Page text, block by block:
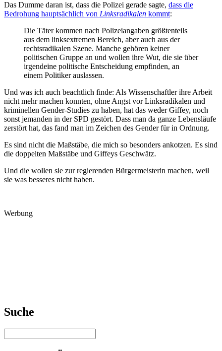
Das Dumme daran ist, dass die Polizei gerade sagte, dass die
Bedrohung hauptsächlich von Linksradikalen kommt:
Die Täter kommen nach Polizeiangaben größtenteils
aus dem linksextremen Bereich, aber auch aus der
rechtsradikalen Szene. Manche gehören keiner
politischen Gruppe an und wollen ihre Wut, die sie über
irgendeine politische Entscheidung empfinden, an
einem Politiker auslassen.
Und was ich auch beachtlich finde: Als Wissenschaftler ihre Arbeit
nicht mehr machen konnten, ohne Angst vor Linksradikalen und
kriminellen Gender-Studies zu haben, hat das weder Giffey, noch
sonst jemanden in der SPD gestört. Dass man da ganze Lebensläufe
zerstört hat, das fand man im Zeichen des Gender für in Ordnung.
Es sind nicht die Maßstäbe, die mich so besonders ankotzen. Es sind
die doppelten Maßstäbe und Giffeys Geschwätz.
Und die wollen sie zur regierenden Bürgermeisterin machen, weil
sie was besseres nicht haben.
Werbung
Suche